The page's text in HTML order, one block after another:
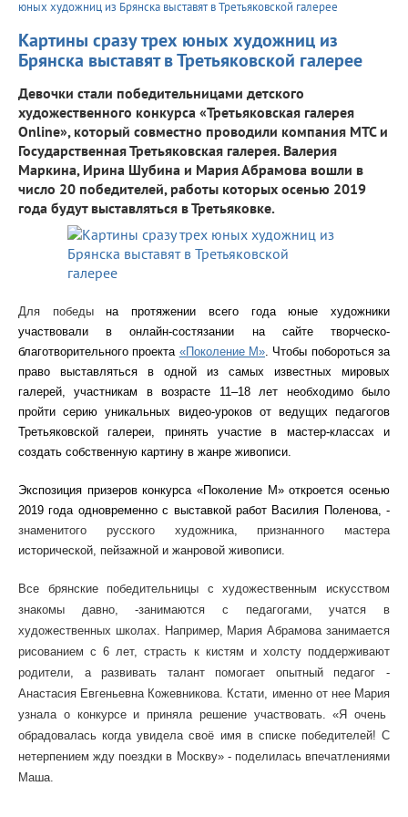
юных художниц из Брянска выставят в Третьяковской галерее
Картины сразу трех юных художниц из
Брянска выставят в Третьяковской галерее
Девочки стали победительницами детского
художественного конкурса «Третьяковская галерея
Online», который совместно проводили компания МТС и
Государственная Третьяковская галерея. Валерия
Маркина, Ирина Шубина и Мария Абрамова вошли в
число 20 победителей, работы которых осенью 2019
года будут выставляться в Третьяковке.
Для победына протяжении всего года юные художники
участвовали в онлайн-состязании на сайте творческо-
благотворительного проекта «Поколение М» . Чтобы побороться за
право выставляться в одной из самых известных мировых
галерей, участникам в возрасте 11–18 лет необходимо было
пройти серию уникальных видео-уроков от ведущих педагогов
Третьяковской галереи, принять участие в мастер-классах и
создать собственную картину в жанре живописи.
Экспозиция призеров конкурса «Поколение М» откроется осенью
2019 года одновременно с выставкой работ Василия Поленова, -
знаменитого русского художника, признанного мастера
исторической, пейзажной и жанровой живописи.
Все брянские победительницы с художественным искусством
знакомы давно, -занимаются с педагогами, учатся в
художественных школах.
Например, Мария Абрамова занимается
рисованием с 6 лет, страсть к кистям и холсту поддерживают
родители, а развивать талант помогает опытный педагог -
Анастасия Евгеньевна Кожевникова.
Кстати, именно от нее Мария
узнала о конкурсе и приняла решение участвовать. «Я очень
обрадоваласькогда увиделасвоё имя в списке победителей! С
нетерпением жду поездки в Москву» - поделиласьвпечатлениями
Маша